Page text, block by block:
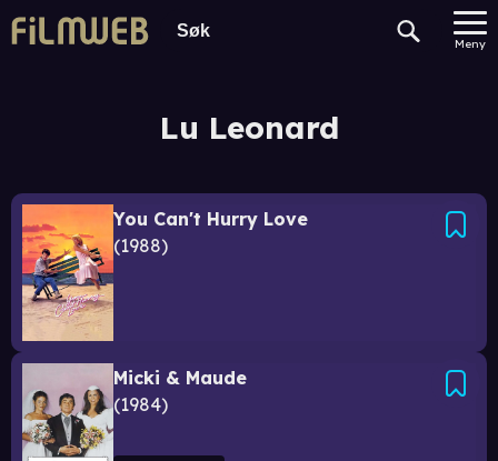
Meny
Lu Leonard
You Can't Hurry Love
1988
Micki & Maude
1984